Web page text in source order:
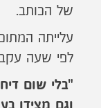
של הכותב.
עלייתה
לפי שעה עקב
"בלי שום